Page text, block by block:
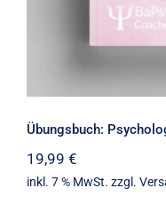
Übungsbuch:
19,99 €
inkl. 7 % MwSt. zzgl.